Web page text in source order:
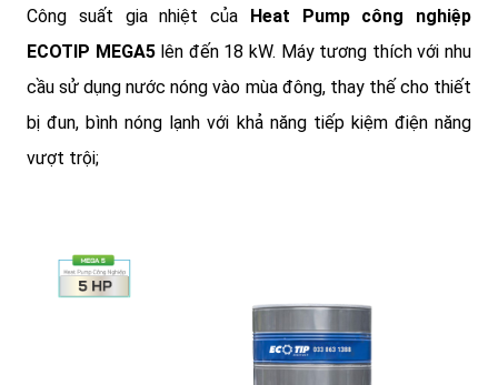
Công suất gia nhiệt của
Heat Pump công nghiệp
ECOTIP MEGA5lên đến 18 kW. Máy tương thích với nhu
cầu sử dụng nước nóng vào mùa đông, thay thế cho thiết
bị đun, bình nóng lạnh với khả năng tiếp kiệm điện năng
vượt trội;